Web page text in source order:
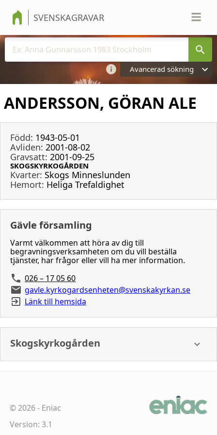
SVENSKAGRAVAR
Avancerad sökning
ANDERSSON, GÖRAN ALE
Född: 1943-05-01
Avliden: 2001-08-02
Gravsatt: 2001-09-25
SKOGSKYRKOGÅRDEN
Kvarter: Skogs Minneslunden
Hemort: Heliga Trefaldighet
Gävle församling
Varmt välkommen att höra av dig till
begravningsverksamheten om du vill beställa
tjänster, har frågor eller vill ha mer information.
026 – 17 05 60
gavle.kyrkogardsenheten@svenskakyrkan.se
Länk till hemsida
Skogskyrkogården
©2026- Eniac
Version: 3.1